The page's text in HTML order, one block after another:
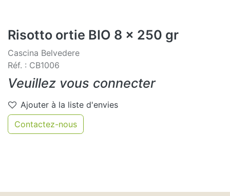
Risotto ortie BIO 8 x 250 gr
Cascina Belvedere
Réf. : CB1006
Veuillez vous connecter
Ajouter à la liste d'envies
Contactez-nous